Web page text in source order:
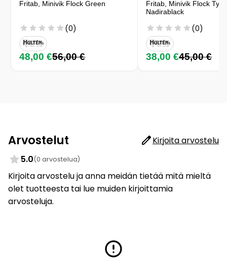
Fritab, Minivik Flock Green
(0)
48,00 €56,00 €
Fritab, Minivik Flock
Nadirablack
(0)
38,00 €45,00 €
Arvostelut
Kirjoita arvostelu
5.0(0 arvostelua)
Kirjoita arvostelu ja anna meidän tietää mitä mieltä
olet tuotteesta tai lue muiden kirjoittamia
arvosteluja.